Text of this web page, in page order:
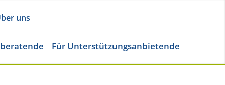
uns
Für Unterstützungsanbietende